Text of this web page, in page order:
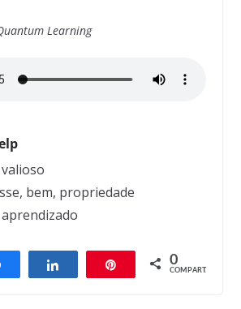
Learning
bem, propriedade
Compartilhar Compartilhar 0
COMPART.